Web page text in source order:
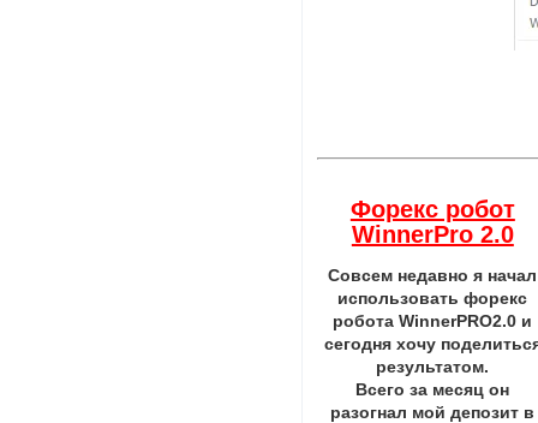
Форекс робот
WinnerPro 2.0
Совсем недавно я начал
использовать форекс
робота WinnerPRO2.0 и
сегодня хочу
результатом.
Всего за месяц он
разогнал мой депозит в